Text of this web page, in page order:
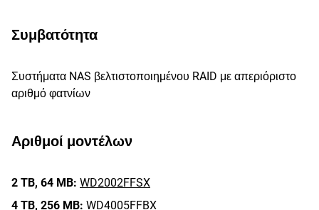
Συμβατότητα
Συστήματα NAS βελτιστοποιημένου RAID με απεριόριστο
αριθμό φατνίων
Αριθμοί μοντέλων
2 TB, 64 MB: WD2002FFSX
4 TB, 256 MB: WD4005FFBX